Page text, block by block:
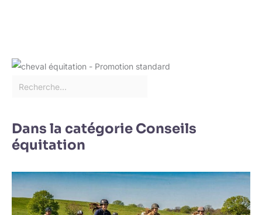
Dans la catégorie Conseils
équitation